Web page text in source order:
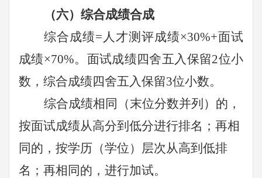
（六）综合成绩合成
综合成绩= 人才测评成绩×30%+面试
成绩×70%。面试成绩四舍五入保留2位小
数，综合成绩四舍五入保留3位小数。
综合成绩相同（末位分数并列）的，
按面试成绩从高分到低分进行排名；再相
同的，按学历（学位）层次从高到低排
名；再相同的，进行加试。